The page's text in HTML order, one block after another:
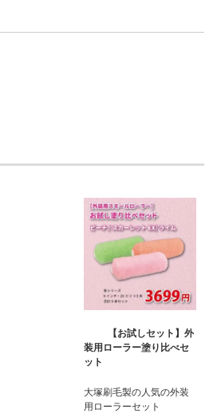
【お試しセット】外
装用ローラー塗り比べセ
ット
大塚刷毛製の人気の外装
用ローラーセット